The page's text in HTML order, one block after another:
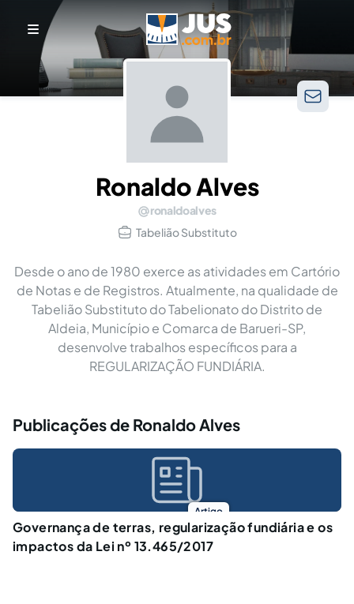
Ronaldo Alves
ronaldoalves
Tabelião Substituto
Desde o ano de 1980 exerce as atividades em Cartório
de Notas e de Registros. Atualmente, na qualidade de
Tabelião Substituto do Tabelionato do Distrito de
Aldeia, Município e Comarca de Barueri-SP,
desenvolve trabalhos específicos para a
REGULARIZAÇÃO FUNDIÁRIA.
Publicações de Ronaldo Alves
Artigo
Governança de terras, regularização fundiária e os
impactos da Lei nº 13.465/2017